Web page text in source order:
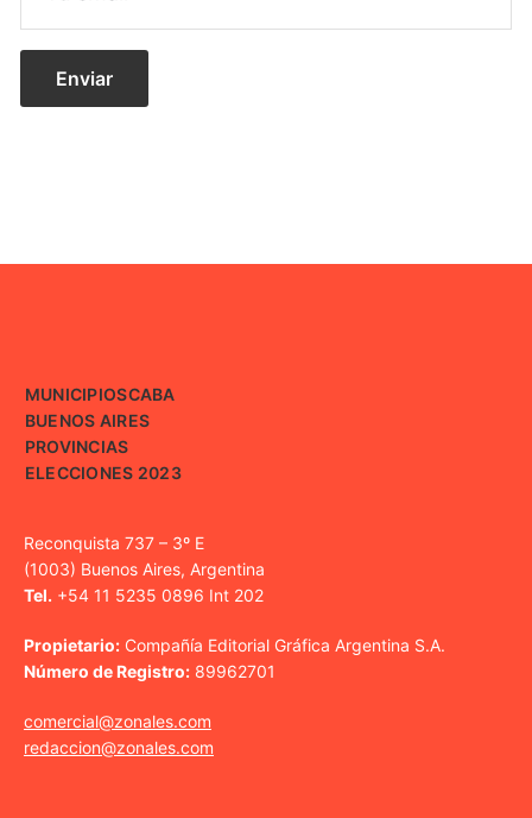
MUNICIPIOSCABA
BUENOS AIRES
PROVINCIAS
ELECCIONES 2023
Reconquista 737 – 3º E
(1003) Buenos Aires, Argentina
Tel. +54 11 5235 0896 Int 202
Propietario: Compañía Editorial Gráfica Argentina S.A.
Número de Registro: 89962701
comercial@zonales.com
redaccion@zonales.com